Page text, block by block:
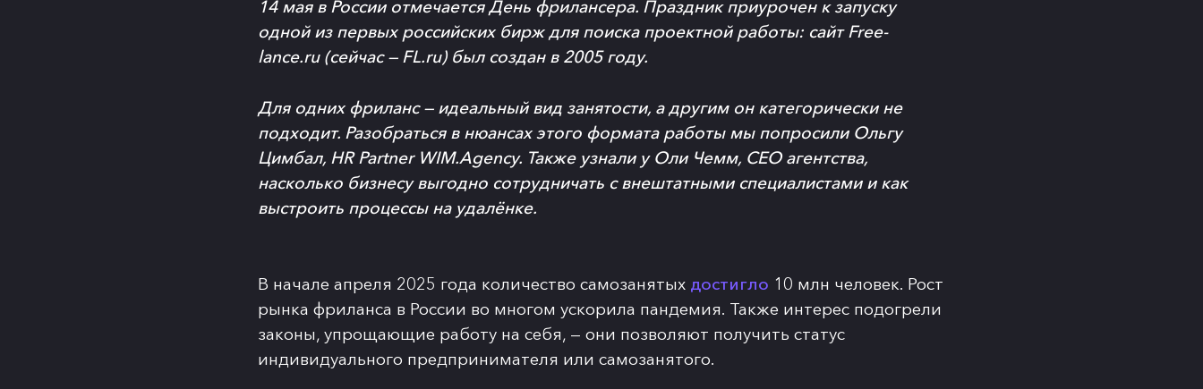
14 мая в России отмечается День фрилансера. Праздник приурочен к запуску
одной из первых российских бирж для поиска проектной работы: сайт Free-
lance.ru (сейчас — FL.ru) был создан в 2005 году.
Для одних фриланс — идеальный вид занятости, а другим он категорически не
подходит. Разобраться в нюансах этого формата работы мы попросили Ольгу
Цимбал, HR Partner WIM.Agency. Также узнали у Оли Чемм, CEO агентства,
насколько бизнесу выгодно сотрудничать с внештатными специалистами и как
выстроить процессы на удалёнке.
В начале апреля 2025 года количество самозанятых достигло 10 млн человек. Рост
рынка фриланса в России во многом ускорила пандемия. Также интерес подогрели
законы, упрощающие работу на себя, — они позволяют получить статус
индивидуального предпринимателя или самозанятого.